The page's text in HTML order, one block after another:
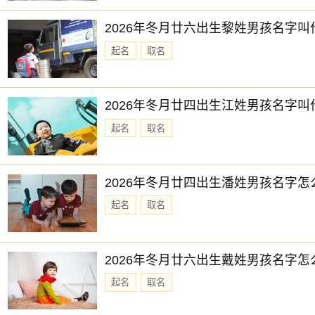
凶神：日破
时辰：未时 时间：13:00:00-14:59:59
时柱：乙未 时冲：冲牛 吉凶：勾陈(凶)
吉神：无
凶神：勾陈 日害
时辰：申时 时间：15:00:00-16:59:59
时柱：丙申 时冲：冲虎 吉凶：青龙(吉)
吉神：青龙 喜神 文昌贵人
凶神：无
时辰：酉时 时间：17:00:00-18:59:59
时柱：丁酉 时冲：冲兔 吉凶：明堂(吉)
吉神：明堂 天乙贵人
凶神：无
2026年冬月廿六出生黎姓男孩名字叫
起名 取名
2026年冬月廿四出生江姓男孩名字叫
起名 取名
2026年冬月廿四出生潘姓男孩名字怎
起名 取名
2026年冬月廿六出生戴姓男孩名字怎
起名 取名